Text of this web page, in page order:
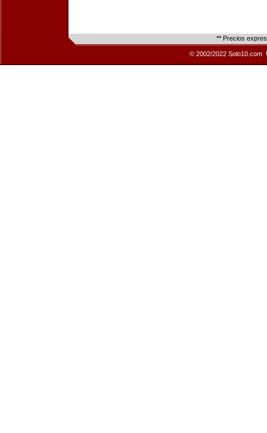
** Precios
© 2002/2022 Solo10.com